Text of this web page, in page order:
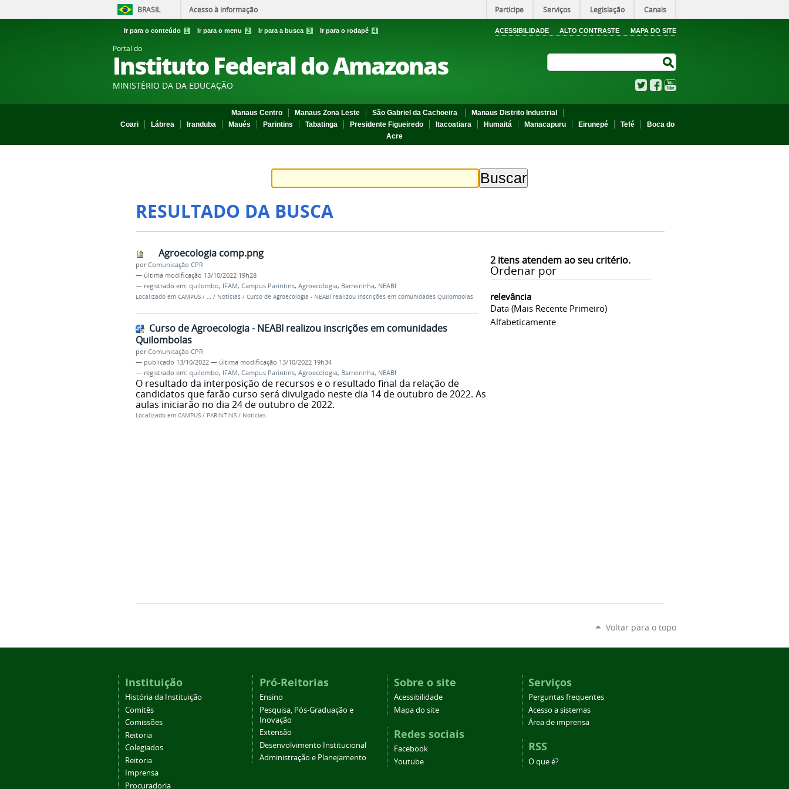
BRASIL Acesso à informação Participe Serviços Legislação Canais
Ir para o conteúdo 1 Ir para o menu 2 Ir para a busca 3 Ir para o rodapé 4 ACESSIBILIDADE ALTO CONTRASTE MAPA DO SITE
Portal do
Instituto Federal do Amazonas
MINISTÉRIO DA DA EDUCAÇÃO TwitterFacebook
Manaus Centro Manaus Zona Leste São Gabriel da Cachoeira
Manaus Distrito Industrial
Coari
Lábrea Iranduba Maués Parintins Tabatinga Presidente Figueiredo Itacoatiara Humaitá Manacapuru Eirunepé Tefé
Boca do
Acre
RESULTADO DA BUSCA
2itens atendem ao seu critério.
Ordenar por
relevância
Data (mais Recente Primeiro)
Alfabeticamente
Agroecologia comp.png
porComunicação CPR
— última modificação 13/10/2022 19h28
— registrado em: quilombo, IFAM, Campus Parintins, Agroecologia, Barreirinha, NEABI
Localizado em CAMPUS / … / Notícias / Curso de Agroecologia - NEABI realizou inscrições em comunidades Quilombolas
Curso de Agroecologia - NEABI realizou inscrições em comunidades
Quilombolas
porComunicação CPR
— publicado 13/10/2022 — última modificação 13/10/2022 19h34
— registrado em: quilombo, IFAM, Campus Parintins, Agroecologia, Barreirinha, NEABI
O resultado da interposição de recursos e o resultado final da relação de
candidatos que farão curso será divulgado neste dia 14 de outubro de 2022. As
aulas iniciarão no dia 24 de outubro de 2022.
Localizado em CAMPUS / PARINTINS / Notícias
Voltar para o topo
Instituição
História da Instituição
Comitês
Comissões
Reitoria
Colegiados
Reitoria
Imprensa
Procuradoria
Pró-Reitorias
Ensino
Pesquisa, Pós-Graduação e
Inovação
Extensão
Desenvolvimento Institucional
Administração e Planejamento
Sobre o site
Acessibilidade
Mapa do site
Redes sociais
Facebook
Youtube
Serviços
Perguntas frequentes
Acesso a sistemas
Área de imprensa
RSS
O que é?